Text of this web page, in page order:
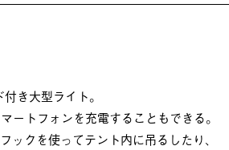
き大型ライト。
ートフォンを充電することもできる。
クを使ってテント内に吊るしたり、